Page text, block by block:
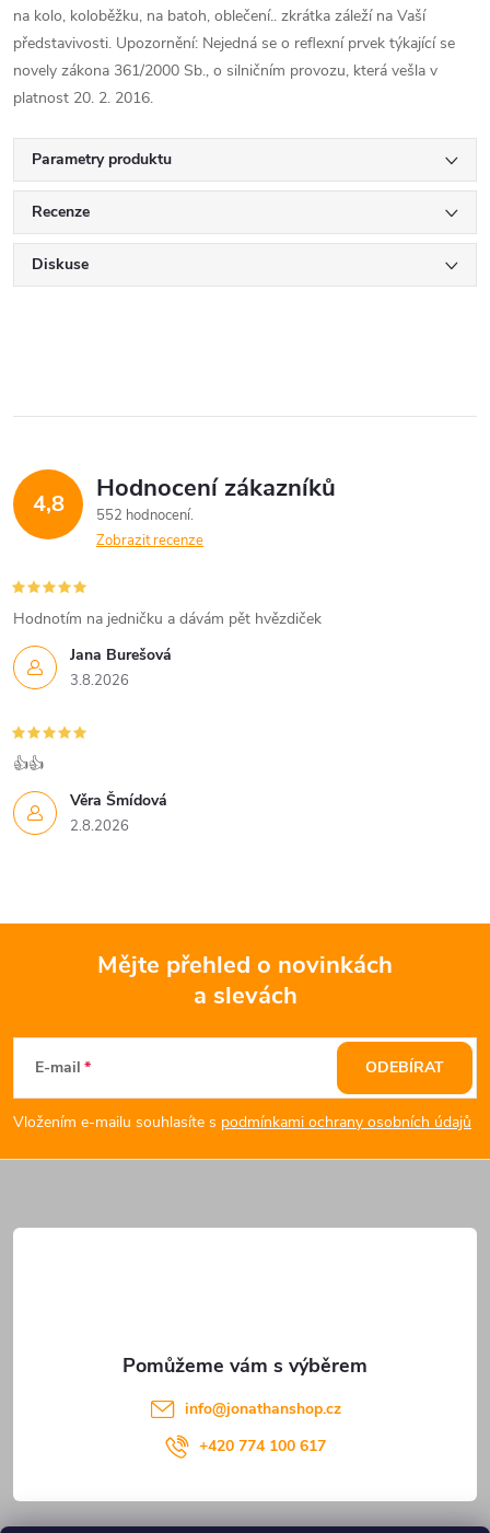
na kolo, koloběžku, na batoh, oblečení.. zkrátka záleží na Vaší
představivosti. Upozornění: Nejedná se o reflexní prvek týkající se
novely zákona 361/2000 Sb., o silničním provozu, která vešla v
platnost 20. 2. 2016.
Parametry produktu
Recenze
Diskuse
4,8 Hodnocení zákazníků
552 hodnocení
Zobrazit recenze
Jana Burešová
3.8.2026
Hodnotím na jedničku a dávám pět hvězdiček
Věra Šmídová
2.8.2026
👍👍
p
a
t
Mějte přehled o novinkách
a slevách
E-mail
Vložením e-mailu souhlasíte s podmínkami ochrany osobních údajů
ODEBÍRAT
info@jonathanshop.cz
+420 774 100 617